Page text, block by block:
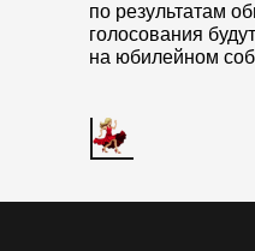
по результатам
голосования
на юбилейном